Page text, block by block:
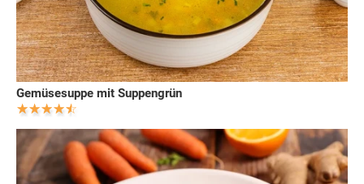
Gemüsesuppe mit Suppengrün